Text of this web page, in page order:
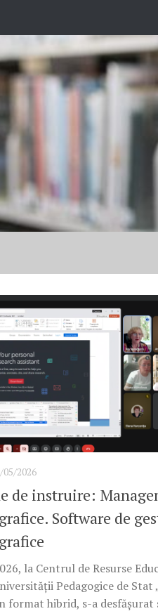
05/2026
de instruire:
Software de
la Centrul de Resurse
Pedagogice de Stat
format hibrid, s-a desfășurat